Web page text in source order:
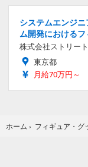
システムエンジ
ム開発における
株式会社ストリー
東京都
月給70万円～
ホーム › フィギュア・グ